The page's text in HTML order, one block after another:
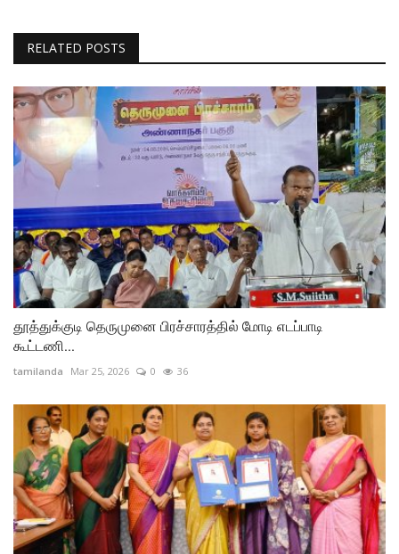
RELATED POSTS
தூத்துக்குடி தெருமுனை பிரச்சாரத்தில் மோடி எடப்பாடி
கூட்டணி...
tamilanda Mar 25, 2026 0 36